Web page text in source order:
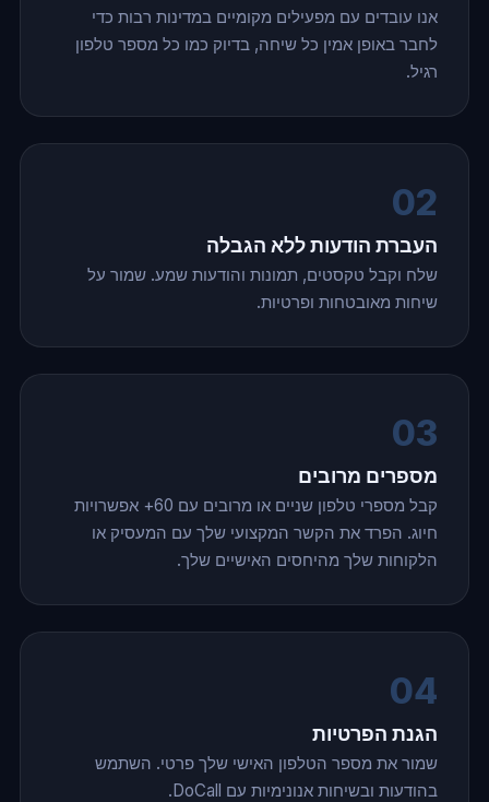
אנו עובדים עם מפעילים מקומיים במדינות רבות כדי
לחבר באופן אמין כל שיחה, בדיוק כמו כל מספר טלפון
רגיל.
02
העברת הודעות ללא הגבלה
שלח וקבל טקסטים, תמונות והודעות שמע. שמור על
שיחות מאובטחות ופרטיות.
03
מספרים מרובים
קבל מספרי טלפון שניים או מרובים עם 60+ אפשרויות
חיוג. הפרד את הקשר המקצועי שלך עם המעסיק או
הלקוחות שלך מהיחסים האישיים שלך.
04
הגנת הפרטיות
שמור את מספר הטלפון האישי שלך פרטי. השתמש
בהודעות ובשיחות אנונימיות עם DoCall.